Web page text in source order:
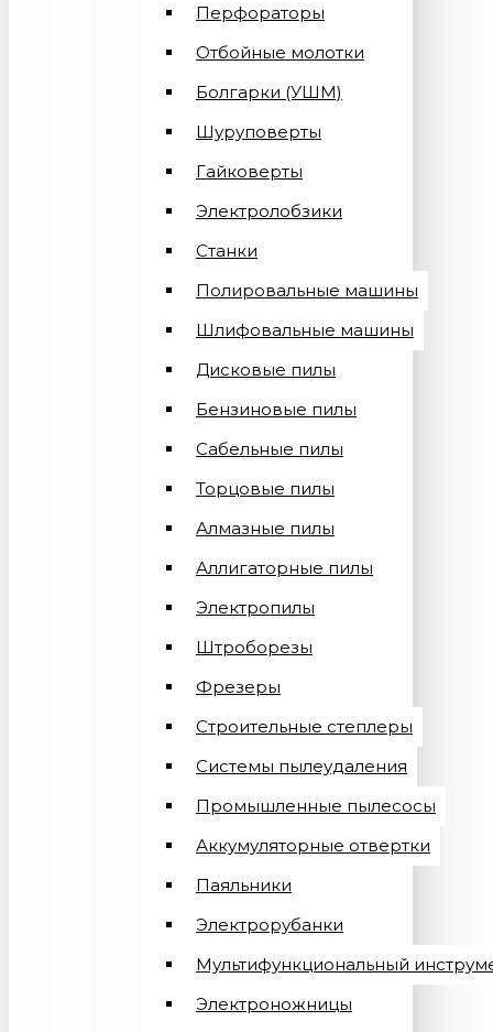
Перфораторы
Отбойные молотки
Болгарки (УШМ)
Шуруповерты
Гайковерты
Электролобзики
Станки
Полировальные машины
Шлифовальные машины
Дисковые пилы
Бензиновые пилы
Сабельные пилы
Торцовые пилы
Алмазные пилы
Аллигаторные пилы
Электропилы
Штроборезы
Фрезеры
Строительные степлеры
Системы пылеудаления
Промышленные пылесосы
Аккумуляторные отвертки
Паяльники
Электрорубанки
Мультифункциональный
Электроножницы